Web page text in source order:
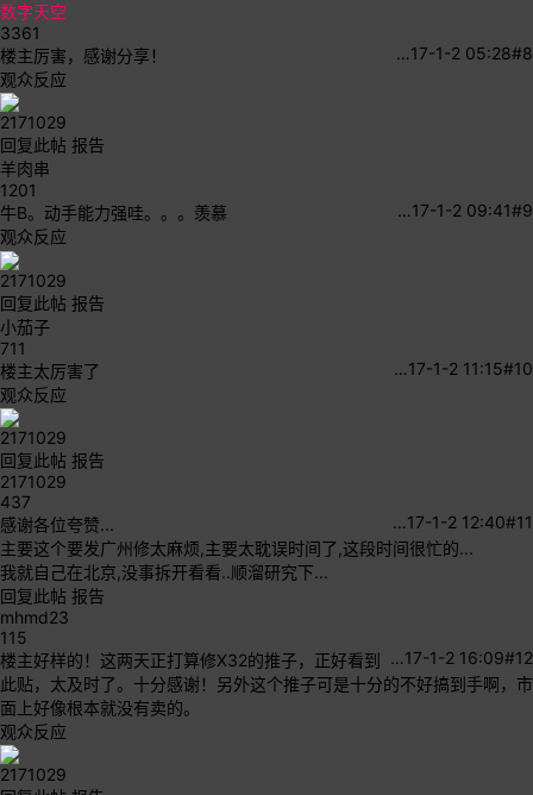
数字天空
3361
#8
17-1-2 05:28
…
楼主厉害，感谢分享！
观众反应
2171029
回复此帖 报告
羊肉串
1201
#9
17-1-2 09:41
…
牛B。动手能力强哇。。。羡慕
观众反应
2171029
回复此帖 报告
小茄子
711
#10
17-1-2 11:15
…
楼主太厉害了
观众反应
2171029
回复此帖 报告
2171029
437
#11
17-1-2 12:40
…
感谢各位夸赞...
主要这个要发广州修太麻烦,主要太耽误时间了,这段时间很忙的...
我就自己在北京,没事拆开看看..顺溜研究下...
回复此帖 报告
mhmd23
115
#12
17-1-2 16:09
…
楼主好样的！这两天正打算修X32的推子，正好看到
此贴，太及时了。十分感谢！另外这个推子可是十分的不好搞到手啊，市
面上好像根本就没有卖的。
观众反应
2171029